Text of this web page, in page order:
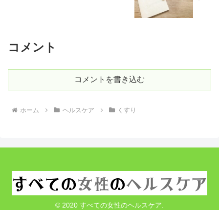
コメント
コメントを書き込む
ホーム ヘルスケア くすり
© 2020 すべての女性のヘルスケア.